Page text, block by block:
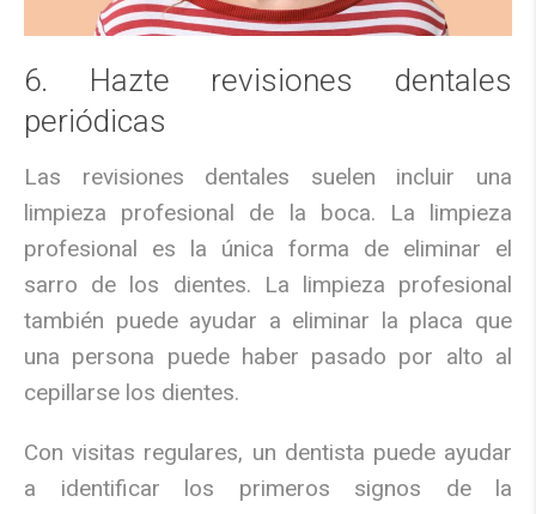
6. Hazte revisiones dentales
periódicas
Las revisiones dentales suelen incluir una
limpieza profesional de la boca. La limpieza
profesional es la única forma de eliminar el
sarro de los dientes. La limpieza profesional
también puede ayudar a eliminar la placa que
una persona puede haber pasado por alto al
cepillarse los dientes.
Con visitas regulares, un dentista puede ayudar
a identificar los primeros signos de la